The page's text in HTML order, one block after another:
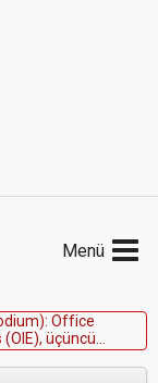
Menü
dium): Office
(O E), üçüncü
ığır,küçükbaş
Veterinerlik